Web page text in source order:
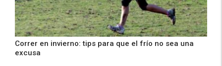
Correr en invierno: tips para que el frío no sea una
excusa